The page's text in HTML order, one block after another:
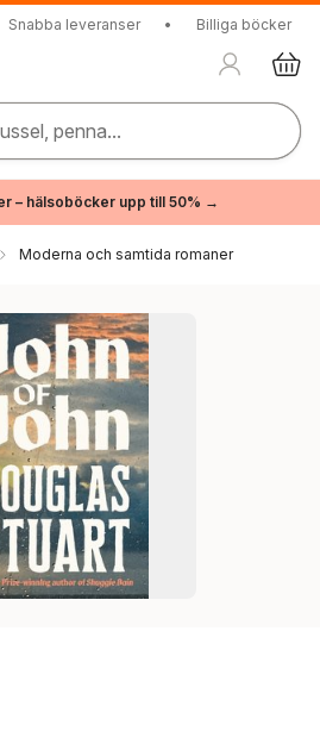
Snabba leveranser • Billiga böcker
penna...
– hälsoböcker upp till 50% →
Moderna och samtida romaner